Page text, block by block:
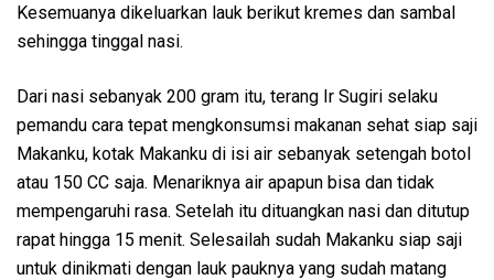
Kesemuanya dikeluarkan lauk berikut kremes dan sambal
sehingga tinggal nasi.
Dari nasi sebanyak 200 gram itu, terang Ir Sugiri selaku
pemandu cara tepat mengkonsumsi makanan sehat siap saji
Makanku, kotak Makanku di isi air sebanyak setengah botol
atau 150 CC saja. Menariknya air apapun bisa dan tidak
mempengaruhi rasa. Setelah itu dituangkan nasi dan ditutup
rapat hingga 15 menit. Selesailah sudah Makanku siap saji
untuk dinikmati dengan lauk pauknya yang sudah matang